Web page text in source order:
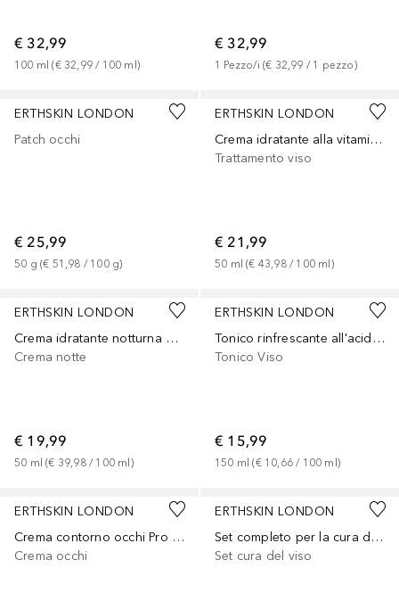
€ 32,99
100 ml (€ 32,99 / 100 ml)
€ 32,99
1 Pezzo/i (€ 32,99 / 1 pezzo)
ERTHSKIN LONDON
Patch occhi
€ 25,99
50 g (€ 51,98 / 100 g)
ERTHSKIN LONDON
Crema idratante alla vitamina C Marine Glow
Trattamento viso
€ 21,99
50 ml (€ 43,98 / 100 ml)
ERTHSKIN LONDON
Crema idratante notturna al retinolo
Crema notte
€ 19,99
50 ml (€ 39,98 / 100 ml)
ERTHSKIN LONDON
Tonico rinfrescante all'acido ialuronico
Tonico Viso
€ 15,99
150 ml (€ 10,66 / 100 ml)
ERTHSKIN LONDON
Crema contorno occhi Pro Age all'acido ialuronico + collagene
Crema occhi
ERTHSKIN LONDON
Set completo per la cura della pelle Rose Glow
Set cura del viso